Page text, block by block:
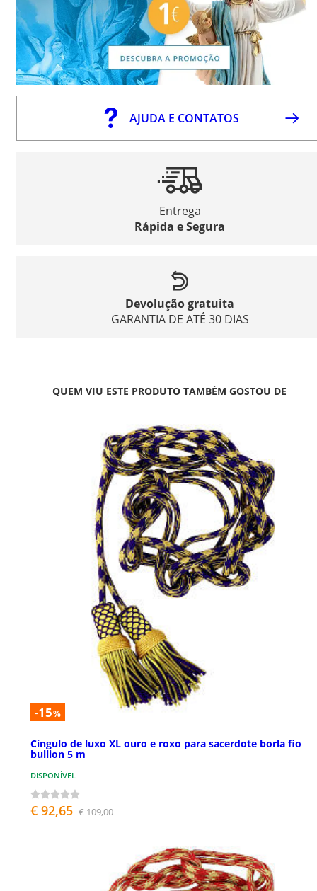
AJUDA E CONTATOS
Entrega
Rápida e Segura
Devolução gratuita
GARANTIA DE ATÉ 30 DIAS
QUEM VIU ESTE PRODUTO TAMBÉM GOSTOU DE
-15%
Cíngulo de luxo XL ouro e roxo para sacerdote borla fio
bullion 5 m
DISPONÍVEL
€ 92,65 € 109,00